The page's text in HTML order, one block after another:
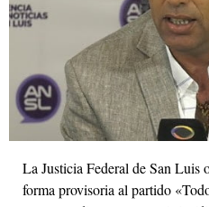
La Justicia Federal de San Luis
forma provisoria al partido